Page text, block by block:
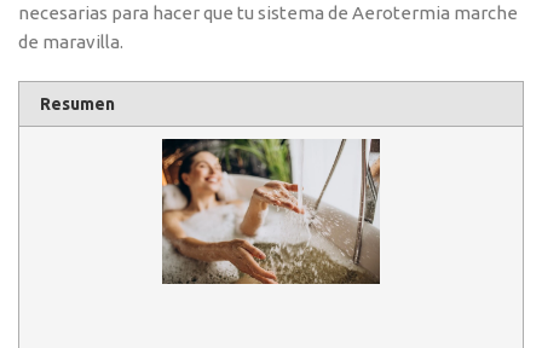
necesarias para hacer que tu sistema de Aerotermia marche
de maravilla.
Resumen